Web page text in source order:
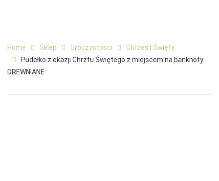
Home Sklep Uroczystości
Chrzest Święty
Pudełko z okazji Chrztu Świętego z miejscem na banknoty
DREWNIANE